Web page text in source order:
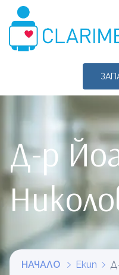
Д-р
НАЧАЛО Екип